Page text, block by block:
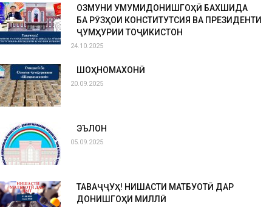
ОЗМУНИ УМУМИДОНИШГОҲӢ БАХШИДА
БА РӮЗҲОИ КОНСТИТУТСИЯ ВА ПРЕЗИДЕНТИ
ҶУМҲУРИИ ТОҶИКИСТОН
24.10.2025
ШОҲНОМАХОНӢ
20.09.2025
ЭЪЛОН
05.09.2025
ТАВАҶҶУҲ! НИШАСТИ МАТБУОТӢ ДАР
ДОНИШГОҲИ МИЛЛӢ